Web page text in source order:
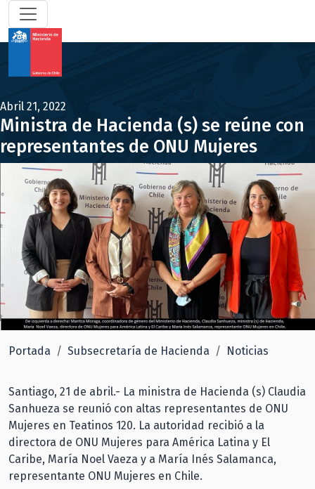
Abril 21, 2022
Ministra de Hacienda (s) se reúne con
representantes de ONU Mujeres
Portada Subsecretaría de Hacienda Noticias
Santiago, 21 de abril.- La ministra de Hacienda (s) Claudia
Sanhueza se reunió con altas representantes de ONU
Mujeres en Teatinos 120. La autoridad recibió a la
directora de ONU Mujeres para América Latina y El
Caribe, María Noel Vaeza y a María Inés Salamanca,
representante ONU Mujeres en Chile.